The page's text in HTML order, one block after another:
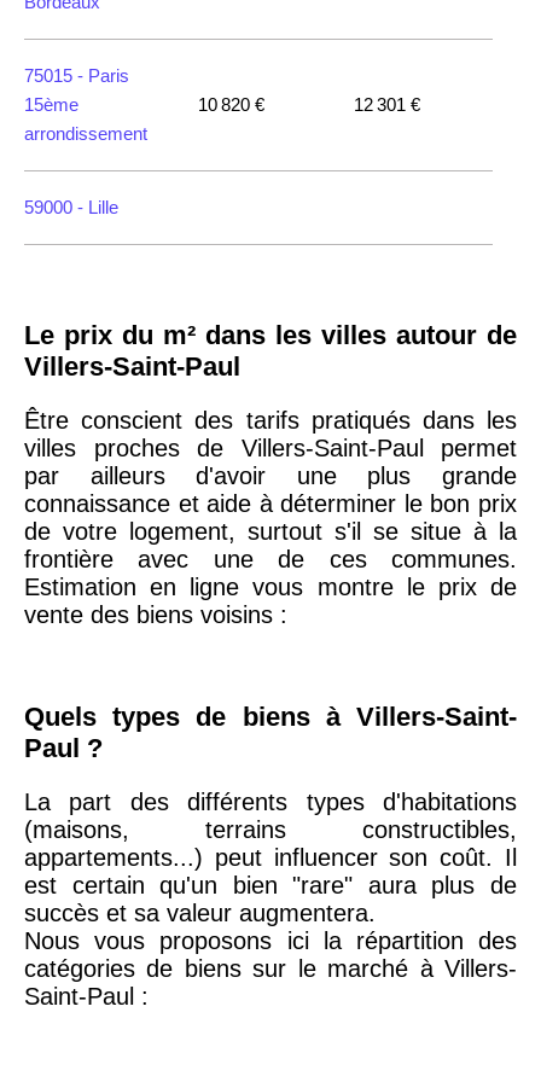
75015 - Paris
15ème
arrondissement
10 820 € 12 301 €
59000 - Lille
75018 -
Paris
arrondissement
75020 -
Paris
20ème
arrondissement
9 623 € 11 141 €
75019 - Paris
51100 - Reims
75013 -Paris
13ème
arrondissement
10 073 € 11 085 €
76600 - Le Havre 2 455 € 2 453 €
Le prix du m² dans les villes autour de
Villers-Saint-Paul
Être conscient des tarifs pratiqués dans les
villes proches de Villers-Saint-Paul permet
par ailleurs d'avoir une plus grande
connaissance et aide à déterminer le bon prix
de votre logement, surtout s'il se situe à la
frontière avec une de ces communes.
Estimation en ligne vous montre le prix de
vente des biens voisins :
Quels types de biens à Villers-Saint-
Paul ?
La part des différents types d'habitations
(maisons, terrains constructibles,
appartements...) peut influencer son coût. Il
est certain qu'un bien "rare" aura plus de
succès et sa valeur augmentera.
Nous vous proposons ici la répartition des
catégories de biens sur le marché à Villers-
Saint-Paul :